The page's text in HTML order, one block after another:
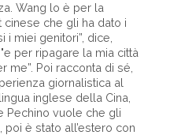
Wang lo è per la
che gli ha dato i
miei genitori”, dice,
per ripagare la mia città
me”. Poi racconta di sé,
giornalistica al
inglese della Cina,
Pechino vuole che gli
è stato all’estero con